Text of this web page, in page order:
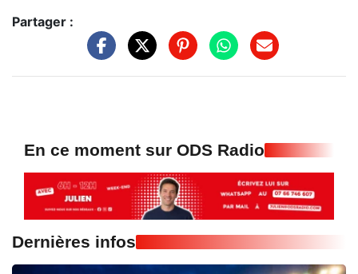
Partager :
En ce moment sur ODS Radio
Dernières infos